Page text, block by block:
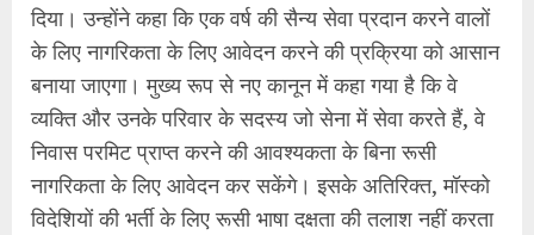
दिया। उन्होंने कहा कि एक वर्ष की सैन्य सेवा प्रदान करने वालों
के लिए नागरिकता के लिए आवेदन करने की प्रक्रिया को आसान
बनाया जाएगा। मुख्य रूप से नए कानून में कहा गया है कि वे
व्यक्ति और उनके परिवार के सदस्य जो सेना में सेवा करते हैं, वे
निवास परमिट प्राप्त करने की आवश्यकता के बिना रूसी
नागरिकता के लिए आवेदन कर सकेंगे। इसके अतिरिक्त, मॉस्को
विदेशियों की भर्ती के लिए रूसी भाषा दक्षता की तलाश नहीं करता